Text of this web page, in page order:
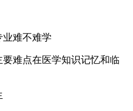
难不难学
难点在医学知识记忆和临